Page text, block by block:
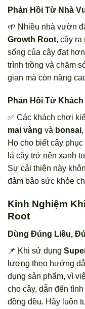
Phản Hồi Từ Nhà
🌱 Nhiều nhà vườn
Growth Root, cây
sống của cây đạt hơn
trình trồng và chăm
gian mà còn nâng
Phản Hồi Từ
✅ Các khách chơi
mai vàng và bonsai
Họ cho biết cây
lá cây trở nên xanh
Sự cải thiện này
đảm bảo sức khỏe
Kinh Nghiệm
Root
Dùng Đúng Liều,
📌 Khi sử dụng
lượng theo hướng
dụng sản phẩm, vì
cho cây, dẫn đến
đồng đều. Hãy luôn